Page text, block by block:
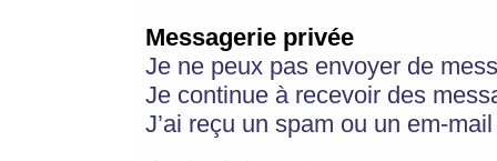
Messagerie privée
Je ne peux pas envoyer de
Je continue à recevoir des
J’ai reçu un spam ou un em-